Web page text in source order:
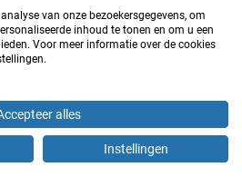
Amsterdam Centrum
Amsterdam Zuid
van onze bezoekersgegevens, om
inhoud te tonen en om u een
Voor meer informatie over de cookies
alles
Instellingen